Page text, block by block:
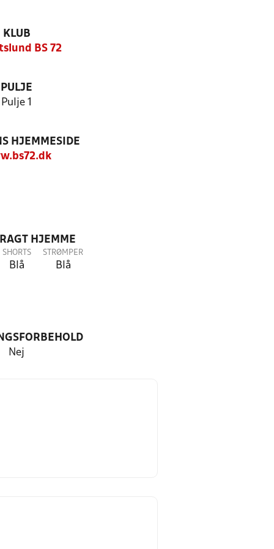
KLUB
BS 72
PULJE
Pulje 1
HJEMMESIDE
HJEMME
SHORTS
Blå
STRØMPER
Blå
Nej